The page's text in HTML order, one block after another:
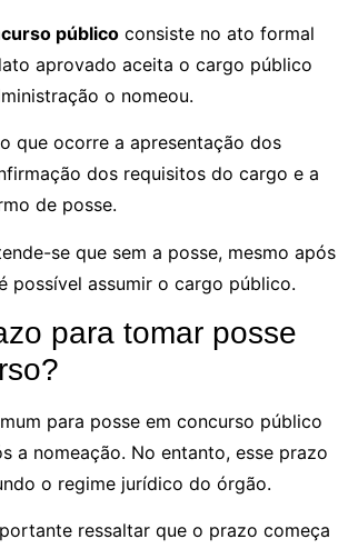
público consiste no ato formal
aprovado aceita o cargo público
o nomeou.
que ocorre a apresentação dos
dos requisitos do cargo e a
de posse.
se que sem a posse, mesmo após
possível assumir o cargo público.
para tomar posse
para posse em concurso público
a nomeação. No entanto, esse prazo
o regime jurídico do órgão.
ressaltar que o prazo começa